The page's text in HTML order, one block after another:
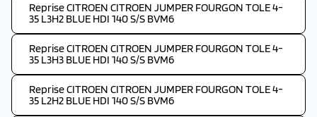
Reprise CITROEN CITROEN JUMPER FOURGON TOLE 4-
35 L3H2 BLUE HDI 140 S/S BVM6
Reprise CITROEN CITROEN JUMPER FOURGON TOLE 4-
35 L3H3 BLUE HDI 140 S/S BVM6
Reprise CITROEN CITROEN JUMPER FOURGON TOLE 4-
35 L2H2 BLUE HDI 140 S/S BVM6